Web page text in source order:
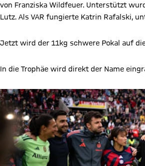
von Franziska Wildfeuer. Unterstützt
Lutz. Als VAR fungierte Katrin Rafalski,
Jetzt wird der 11kg schwere Pokal auf
In die Trophäe wird direkt der Name